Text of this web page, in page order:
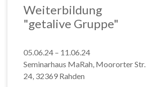
Weiterbildung
"getalive Gruppe"
05.06.24 – 11.06.24
Seminarhaus MaRah, Moororter Str.
24, 32369 Rahden